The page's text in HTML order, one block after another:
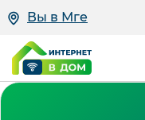
Вы в Мге